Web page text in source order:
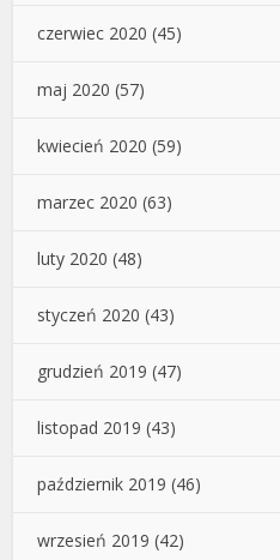
czerwiec 2020 (45)
maj 2020 (57)
kwiecień 2020 (59)
marzec 2020 (63)
luty 2020 (48)
styczeń 2020 (43)
grudzień 2019 (47)
listopad 2019 (43)
październik 2019 (46)
wrzesień 2019 (42)